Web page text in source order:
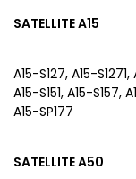
SATELLITE A15
A15-S127, A15-
A15-S151, A15-S157,
A15-SP177
SATELLITE A50